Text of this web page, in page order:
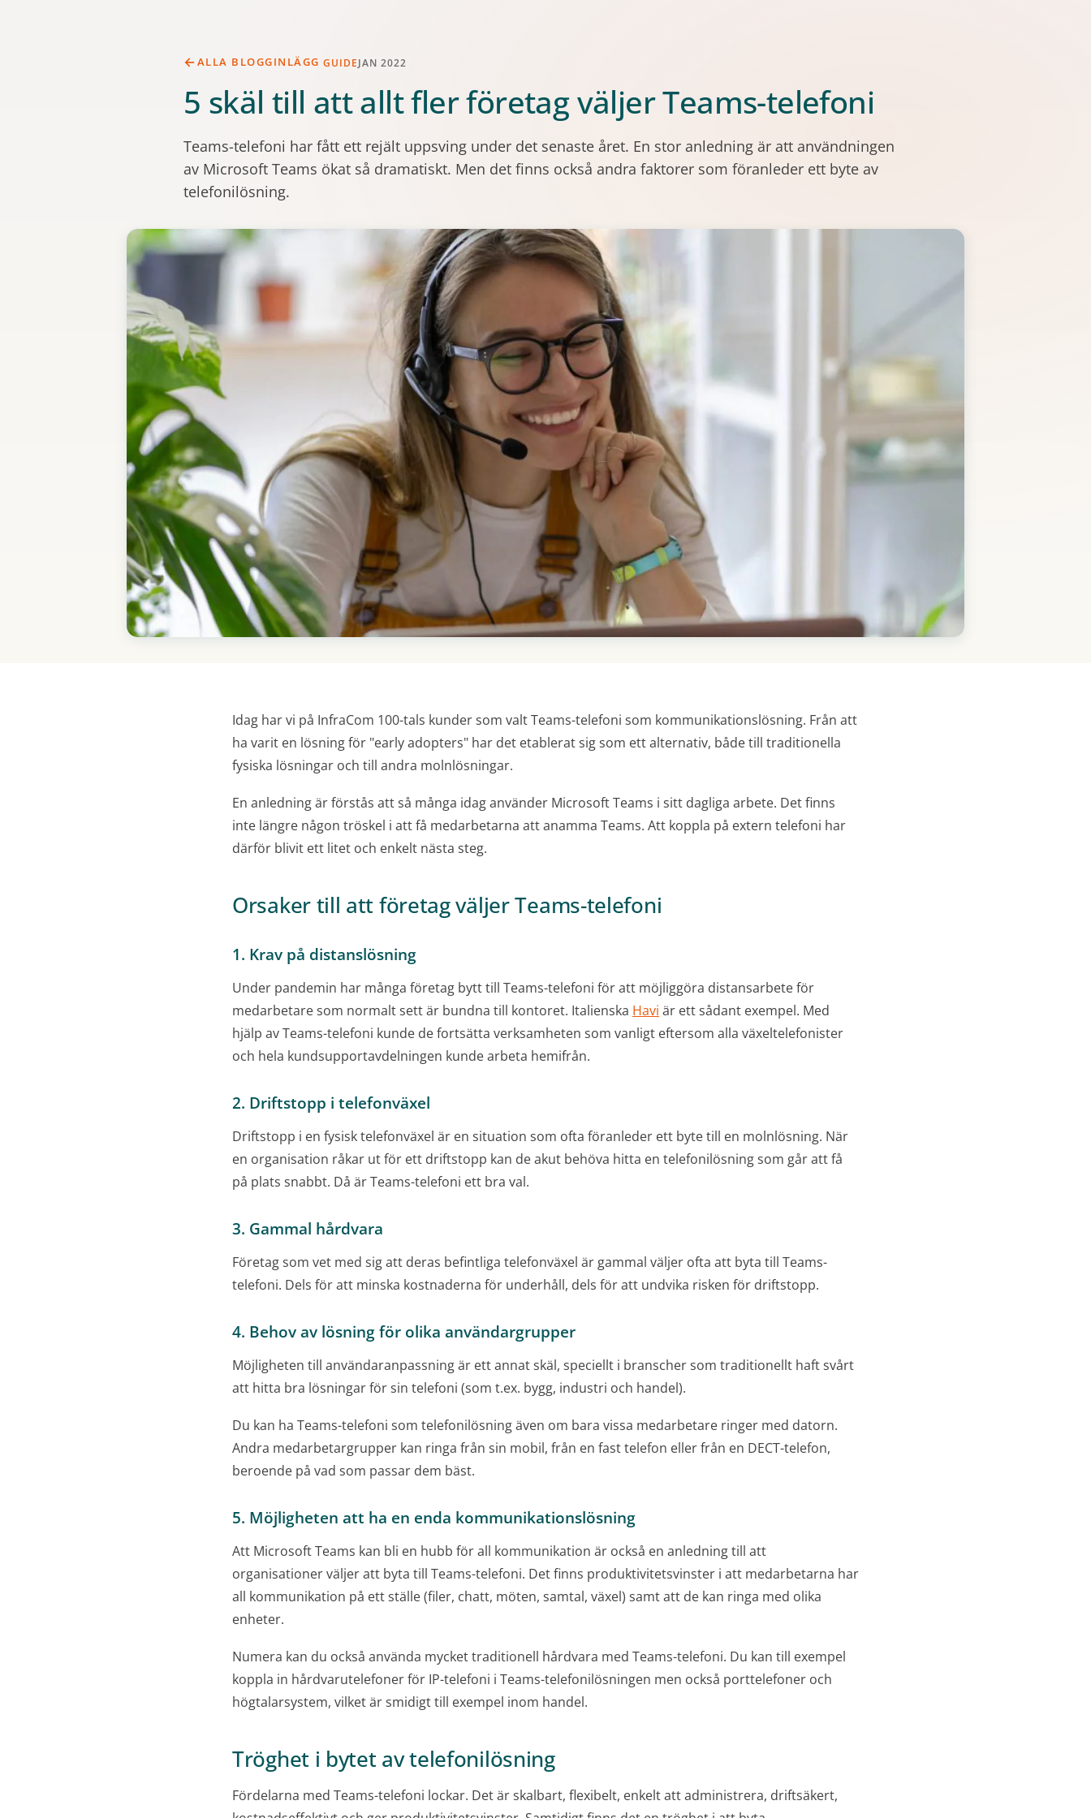
ALLA BLOGGINLÄGG GUIDEJAN 2022
5 skäl till att allt fler företag väljer Teams-telefoni
Teams-telefoni har fått ett rejält uppsving under det senaste året. En stor anledning är att användningen
av Microsoft Teams ökat så dramatiskt. Men det finns också andra faktorer som föranleder ett byte av
telefonilösning.
Idag har vi på InfraCom 100-tals kunder som valt Teams-telefoni som kommunikationslösning. Från att
ha varit en lösning för "early adopters" har det etablerat sig som ett alternativ, både till traditionella
fysiska lösningar och till andra molnlösningar.
En anledning är förstås att så många idag använder Microsoft Teams i sitt dagliga arbete. Det finns
inte längre någon tröskel i att få medarbetarna att anamma Teams. Att koppla på extern telefoni har
därför blivit ett litet och enkelt nästa steg.
Orsaker till att företag väljer Teams-telefoni
1. Krav på distanslösning
Under pandemin har många företag bytt till Teams-telefoni för att möjliggöra distansarbete för
medarbetare som normalt sett är bundna till kontoret. Italienska Havi är ett sådant exempel. Med
hjälp av Teams-telefoni kunde de fortsätta verksamheten som vanligt eftersom alla växeltelefonister
och hela kundsupportavdelningen kunde arbeta hemifrån.
2. Driftstopp i telefonväxel
Driftstopp i en fysisk telefonväxel är en situation som ofta föranleder ett byte till en molnlösning. När
en organisation råkar ut för ett driftstopp kan de akut behöva hitta en telefonilösning som går att få
på plats snabbt. Då är Teams-telefoni ett bra val.
3. Gammal hårdvara
Företag som vet med sig att deras befintliga telefonväxel är gammal väljer ofta att byta till Teams-
telefoni. Dels för att minska kostnaderna för underhåll, dels för att undvika risken för driftstopp.
4. Behov av lösning för olika användargrupper
Möjligheten till användaranpassning är ett annat skäl, speciellt i branscher som traditionellt haft svårt
att hitta bra lösningar för sin telefoni (som t.ex. bygg, industri och handel).
Du kan ha Teams-telefoni som telefonilösning även om bara vissa medarbetare ringer med datorn.
Andra medarbetargrupper kan ringa från sin mobil, från en fast telefon eller från en DECT-telefon,
beroende på vad som passar dem bäst.
5. Möjligheten att ha en enda kommunikationslösning
Att Microsoft Teams kan bli en hubb för all kommunikation är också en anledning till att
organisationer väljer att byta till Teams-telefoni. Det finns produktivitetsvinster i att medarbetarna har
all kommunikation på ett ställe (filer, chatt, möten, samtal, växel) samt att de kan ringa med olika
enheter.
Numera kan du också använda mycket traditionell hårdvara med Teams-telefoni. Du kan till exempel
koppla in hårdvarutelefoner för IP-telefoni i Teams-telefonilösningen men också porttelefoner och
högtalarsystem, vilket är smidigt till exempel inom handel.
Tröghet i bytet av telefonilösning
Fördelarna med Teams-telefoni lockar. Det är skalbart, flexibelt, enkelt att administrera, driftsäkert,